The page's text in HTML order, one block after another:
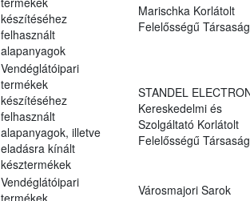
készítéséhez
felhasznált
alapanyagok
Marischka Korlátolt
Felelősségű Társaság
Vendéglátóipari
termékek
készítéséhez
felhasznált
alapanyagok, illetve
eladásra kínált
késztermékek
STANDEL
Kereskedelmi és
Szolgáltató Korlátolt
Felelősségű Társaság
Vendéglátóipari
termékek
Városmajori Sarok